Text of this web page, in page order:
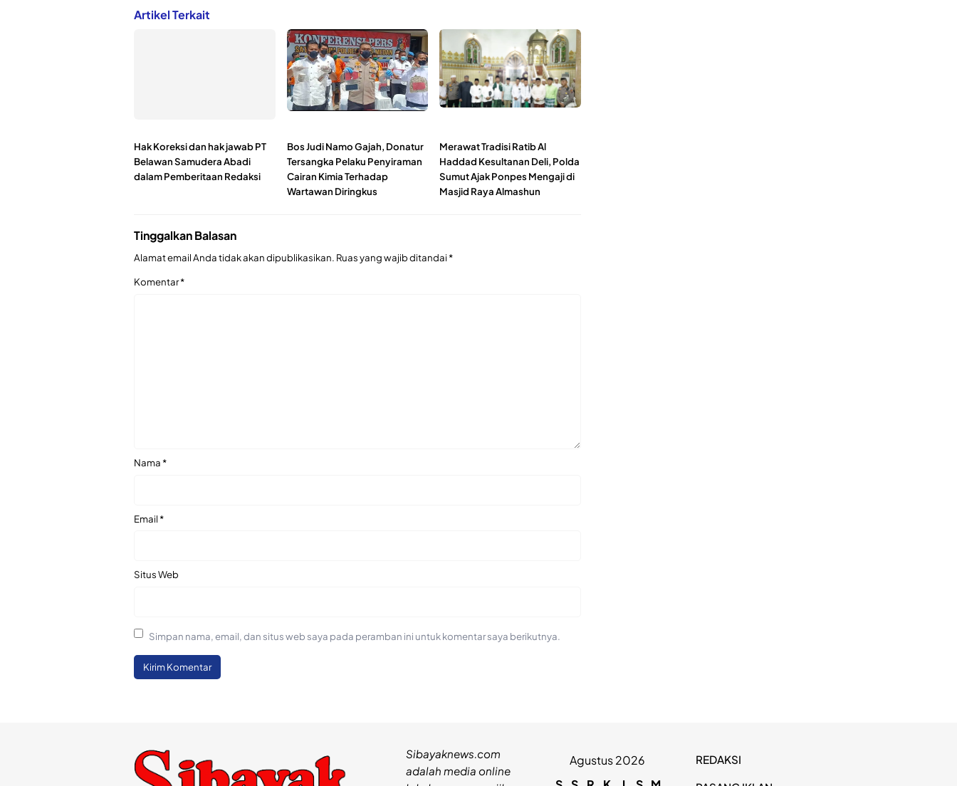
Artikel Terkait
Hak Koreksi dan hak jawab PT
Belawan Samudera Abadi
dalam Pemberitaan Redaksi
Bos Judi Namo Gajah, Donatur
Tersangka Pelaku Penyiraman
Cairan Kimia Terhadap
Wartawan Diringkus
Merawat Tradisi Ratib Al
Haddad Kesultanan Deli, Polda
Sumut Ajak Ponpes Mengaji di
Masjid Raya Almashun
Tinggalkan Balasan
Alamat email Anda tidak akan dipublikasikan. Ruas yang wajib ditandai*
Komentar*
Nama*
Email*
Situs Web
Simpan nama, email, dan situs web saya pada peramban ini untuk komentar saya berikutnya.
Sibayaknews.com
adalah media online
Agustus 2026
REDAKSI